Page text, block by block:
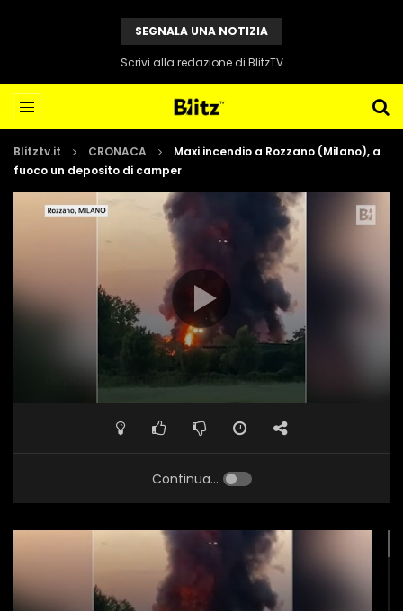
SEGNALA UNA NOTIZIA
Scrivi alla redazione di BlitzTV
Blitztv.it CRONACA
Maxi incendio a Rozzano (Milano), a
fuoco un deposito di camper
Continua...